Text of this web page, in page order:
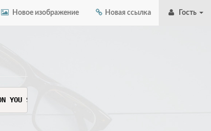
Новое изображение Новая ссылка Гость
HERE. THIS INFORMATION IS SENSITIVE AND CAN